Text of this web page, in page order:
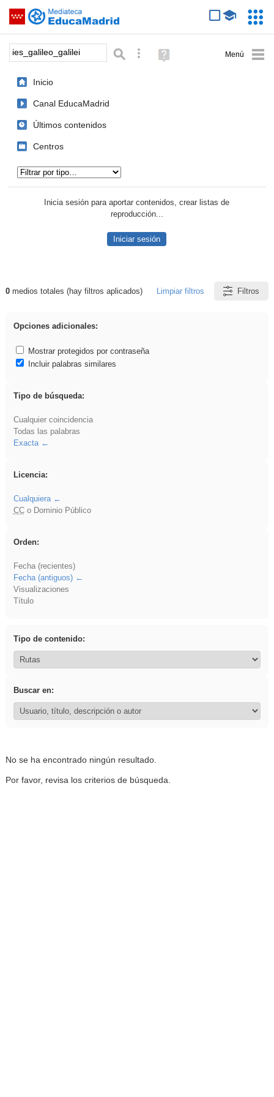
Saltar navegación
Palabra o frase: Búsqueda avanzada
Ayuda
(en
Inicio
Canal EducaMadrid
Últimos contenidos
Centros
Inicia sesión para aportar contenidos, crear listas de
reproducción...
Iniciar sesión
Resultados de: ies_galileo_galilei
0medios totales (hay filtros aplicados) Limpiar filtros Filtros
Opciones adicionales:
Mostrar protegidos por contraseña
Incluir palabras similares
Tipo de búsqueda:
Cualquier coincidencia
Todas las palabras
Exacta
Licencia:
Cualquiera
CCo Dominio Público
Orden:
Fecha (recientes)
Fecha (antiguos)
Visualizaciones
Título
Tipo de contenido:
Buscar en:
No se ha encontrado ningún resultado.
Por favor, revisa los criterios de búsqueda.